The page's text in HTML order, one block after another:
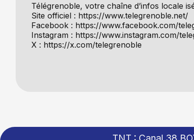
Télégrenoble, votre chaîne d’infos locale
Site officiel : https://www.telegrenoble.net/
Facebook : https://www.facebook.com/
Instagram : https://www.instagram.com/
X : https://x.com/telegrenoble